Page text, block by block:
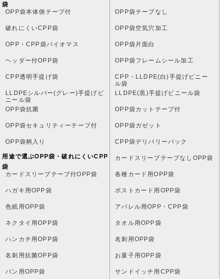
袋
OPP袋本体側テープ付 OPP袋テープなし
破れにくいCPP袋 OPP袋空気穴加工
OPP・CPP袋バイオマス OPP袋片面白
ヘッダー付OPP袋 OPP袋フレームシール加工
CPP透明手提げ袋
CPP・LLDPE(白)手提げビニー
ル袋
LLDPEシルバー(グレー)手提げビ
ニール袋
LLDPE(黒)手提げビニール袋
OPP袋抗菌 OPP袋カットテープ付
OPP袋セキュリティーテープ付 OPP袋ガゼット
OPP袋柄入り CPP袋デリバリーパック
用途で選ぶOPP袋・破れにくいCPP
袋
カードスリーブテープなしOPP袋
カードスリーブテープ付OPP袋 各種カード用OPP袋
ハガキ用OPP袋 ポストカード用OPP袋
色紙用OPP袋 アパレル用OPP・CPP袋
ネクタイ用OPP袋 タオル用OPP袋
ハンカチ用OPP袋 名刺用OPP袋
名刺用抗菌OPP袋 お菓子用OPP袋
パン用OPP袋 サンドイッチ用CPP袋